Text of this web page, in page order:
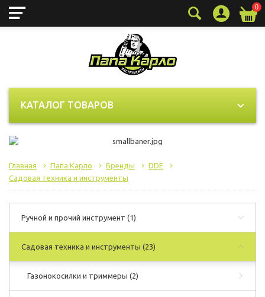
0
КАТАЛОГ ТОВАРОВ
Главная Папа Карло Бренды
DDE
Садовая техника и инструменты
Ручной и прочий инструмент (1)
Садовая техника и инструменты (23)
Газонокосилки и триммеры (2)